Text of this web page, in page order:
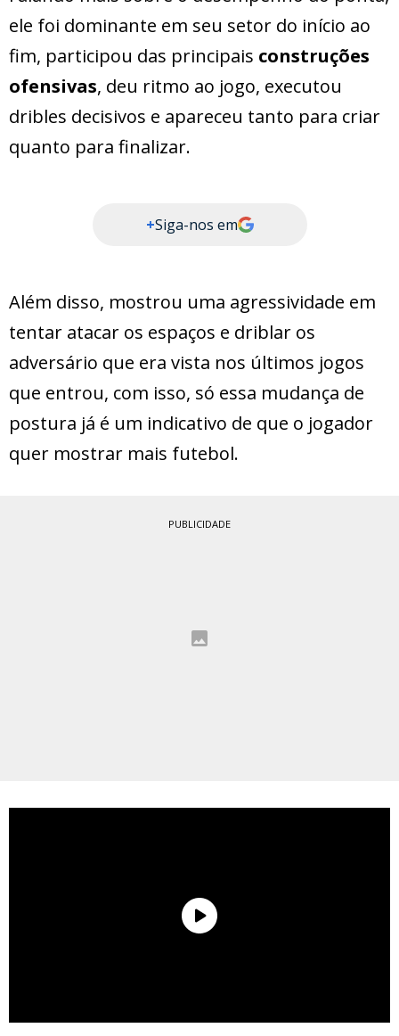
ele foi dominante em seu setor do início ao
fim, participou das principais construções
ofensivas, deu ritmo ao jogo, executou
dribles decisivos e apareceu tanto para criar
quanto para finalizar.
+Siga-nos em
Além disso, mostrou uma agressividade em
tentar atacar os espaços e driblar os
adversário que era vista nos últimos jogos
que entrou, com isso, só essa mudança de
postura já é um indicativo de que o jogador
quer mostrar mais futebol.
PUBLICIDADE